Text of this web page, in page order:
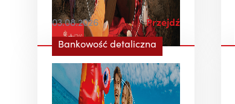
nie dać się
oszukać podczas
wakacji
03.08.2026 Przejdź
Bankowość detaliczna